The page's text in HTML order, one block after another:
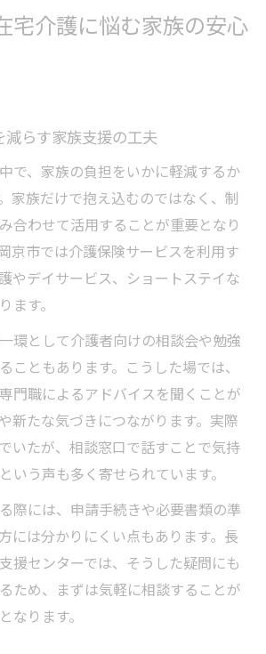
が分かる長岡京市の最新情報
みに応える相談窓口の特徴
びに役立つ介護情報の集め方
できる介護相談の進め方
介護生活を長岡京市で支える秘訣
を無理なく続けるポイント
の質を高める日常の工夫
深める介護コミュニケーション
に取り組む長岡京市の支援策
ビス活用で負担を減らす方法
家族の介護負担も軽減できる理由
を減らす地域支援が充実
すい介護サービスの魅力
心につながるサポート体制
介護窓口を長岡京市で見つけるに
宅介護に悩む家族の安心
らす家族支援の工夫
で、家族の負担をいかに軽減するか
家族だけで抱え込むのではなく、制
合わせて活用することが重要となり
京市では介護保険サービスを利用す
やデイサービス、ショートステイな
ます。
環として介護者向けの相談会や勉強
こともあります。こうした場では、
門職によるアドバイスを聞くことが
新たな気づきにつながります。実際
いたが、相談窓口で話すことで気持
いう声も多く寄せられています。
際には、申請手続きや必要書類の準
には分かりにくい点もあります。長
援センターでは、そうした疑問にも
ため、まずは気軽に相談することが
なります。